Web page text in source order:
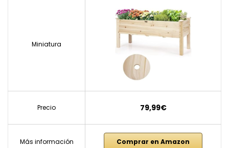
Miniatura
Precio 79,99€
Más información Comprar en Amazon